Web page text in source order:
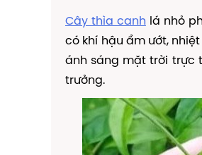
Cây thìa canh lá nhỏ
có khí hậu ẩm ướt,
ánh sáng mặt trời trực
trưởng.